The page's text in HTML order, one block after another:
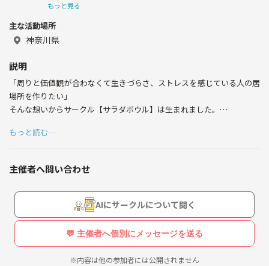
もっと見る
主な活動場所
神奈川県
説明
「周りと価値観が合わなくて生きづらさ、ストレスを感じている人の居
場所を作りたい」
そんな想いからサークル【サラダボウル】は生まれました。
・結婚、恋愛に興味が持てない
・オシャレに興味が持てない
・熱中できる趣味がない。人と趣味が合わない。
・他の人が楽しいと思っていることを楽しいと感じない
・周りの人と話が合わない
・変わっているといわれる
このように普通の人と異なる価値観を持っているけど、
キャラを装って話を相手に合わせてしまったり、
もっと読む…
主催者へ問い合わせ
AIにサークルについて聞く
💬 主催者へ個別にメッセージを送る
※内容は他の参加者には公開されません